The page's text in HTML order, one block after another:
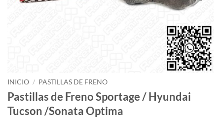
INICIO / PASTILLAS DE FRENO
Pastillas de Freno Sportage / Hyundai
Tucson /Sonata Optima